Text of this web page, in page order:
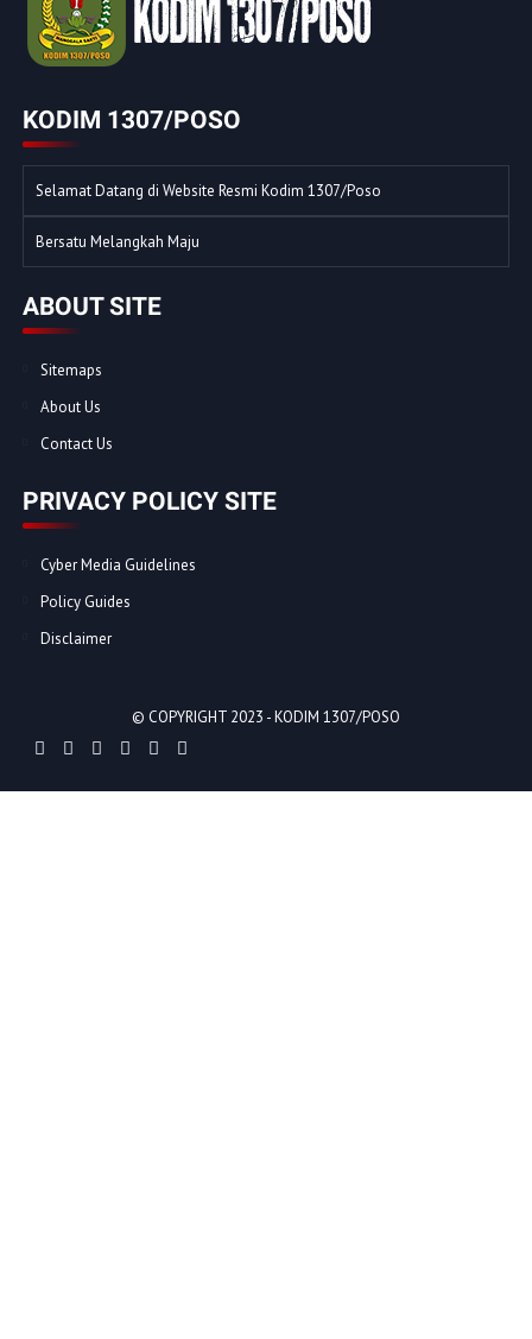
KODIM 1307/POSO
Selamat Datang di Website Resmi Kodim 1307/Poso
Bersatu Melangkah Maju
ABOUT SITE
Sitemaps
About Us
Contact Us
PRIVACY POLICY SITE
Cyber Media Guidelines
Policy Guides
Disclaimer
© COPYRIGHT 2023 -KODIM 1307/POSO